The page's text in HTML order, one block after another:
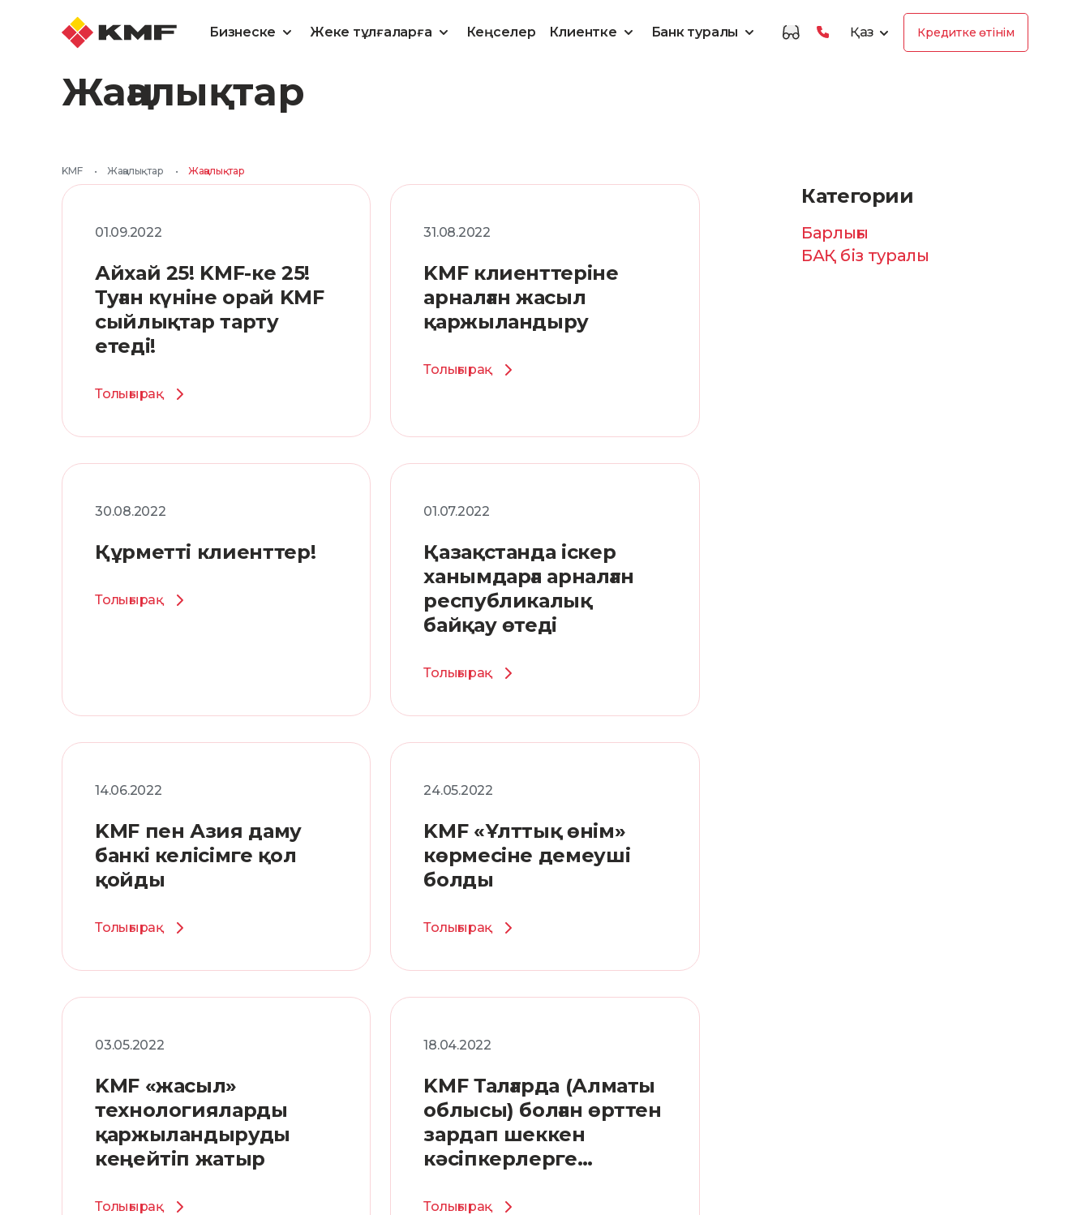
Бизнеске Жеке тұлғаларға Кеңселер Клиентке Банк туралы Қаз Кредитке өтінім
Жаңалықтар
KMF • Жаңалықтар • Жаңалықтар
01.09.2022
Айхай 25! KMF-ке 25!
Туған күніне орай KMF
сыйлықтар тарту
етеді!
Толығырақ
31.08.2022
KMF клиенттеріне
арналған жасыл
қаржыландыру
Толығырақ
30.08.2022
Құрметті клиенттер!
Толығырақ
01.07.2022
Қазақстанда іскер
ханымдарға арналған
республикалық
байқау өтеді
Толығырақ
14.06.2022
KMF пен Азия даму
банкі келісімге қол
қойды
Толығырақ
24.05.2022
KMF «Ұлттық өнім»
көрмесіне демеуші
болды
Толығырақ
03.05.2022
KMF «жасыл»
технологияларды
қаржыландыруды
кеңейтіп жатыр
Толығырақ
18.04.2022
KMF Талғарда (Алматы
облысы) болған өрттен
зардап шеккен
кәсіпкерлерге
Толығырақ
Категории
Барлығы
БАҚ біз туралы